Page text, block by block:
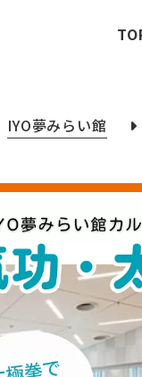
IYO夢みらい館